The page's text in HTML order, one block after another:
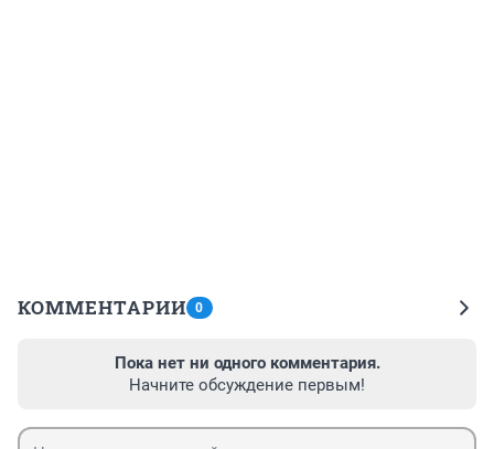
КОММЕНТАРИИ 0
Пока нет ни одного комментария.
Начните обсуждение первым!